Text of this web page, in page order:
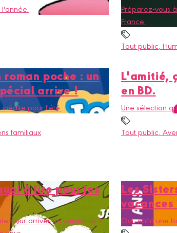
Préparez-vous
France.
Tout public,
roman poche : un
arrive !
pour l'été.
familiaux
L'amitié,
en BD.
Une sélection
Tout public,
à lire pour les
pour arriver en vacances ?
Les
vacances
Oui, enfin une